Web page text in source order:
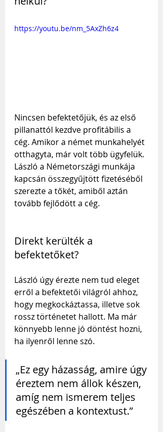
https://youtu.be/nm_5AxZh6z4
Nincsen befektetőjük, és az első
pillanattól kezdve profitábilis a
cég. Amikor a német munkahelyét
otthagyta, már volt több ügyfelük.
László a Németországi munkája
kapcsán összegyűjtött fizetéséből
szerezte a tőkét, amiből aztán
tovább fejlődött a cég.
Direkt kerülték a
befektetőket?
László úgy érezte nem tud eleget
erről a befektetői világról ahhoz,
hogy megkockáztassa, illetve sok
rossz történetet hallott. Ma már
könnyebb lenne jó döntést hozni,
ha ilyenről lenne szó.
„Ez egy házasság, amire úgy
éreztem nem állok készen,
amíg nem ismerem teljes
egészében a kontextust.”